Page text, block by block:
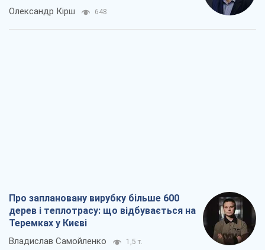
Олександр Кірш 648
Про заплановану вирубку більше 600
дерев і теплотрасу: що відбувається на
Теремках у Києві
Владислав Самойленко 1,5 т.